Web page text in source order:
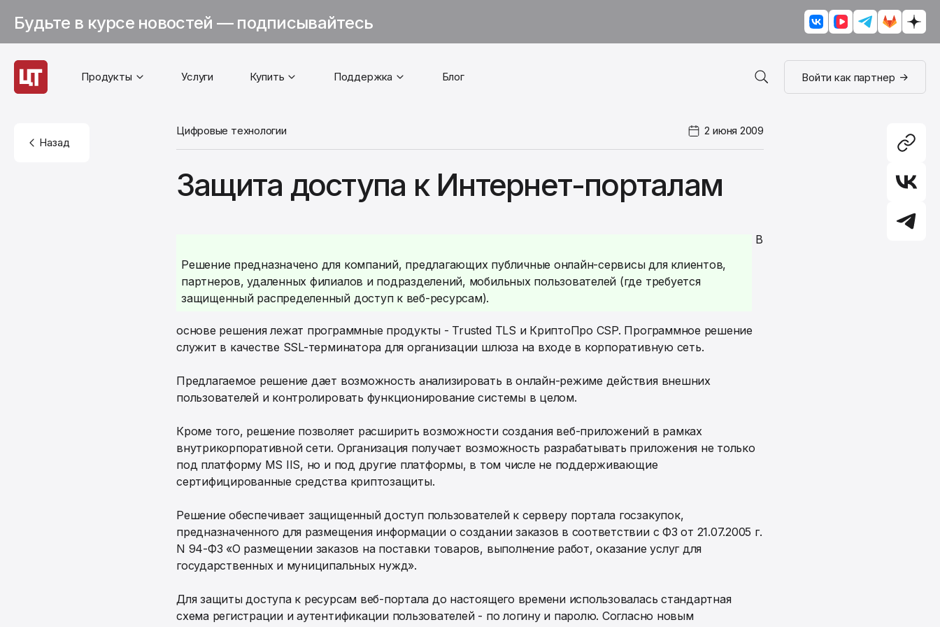
Будьте в курсе новостей — подписывайтесь
Продукты Услуги Купить Поддержка Блог Войти как партнер
Назад
Цифровые технологии 2 июня 2009
Защита доступа к Интернет-порталам
Решение предназначено для компаний, предлагающих публичные онлайн-сервисы для клиентов,
партнеров, удаленных филиалов и подразделений, мобильных пользователей (где требуется
защищенный распределенный доступ к веб-ресурсам).
В
основе решения лежат программные продукты - Trusted TLS и КриптоПро CSP. Программное решение
служит в качестве SSL-терминатора для организации шлюза на входе в корпоративную сеть.
Предлагаемое решение дает возможность анализировать в онлайн-режиме действия внешних
пользователей и контролировать функционирование системы в целом.
Кроме того, решение позволяет расширить возможности создания веб-приложений в рамках
внутрикорпоративной сети. Организация получает возможность разрабатывать приложения не только
под платформу MS IIS, но и под другие платформы, в том числе не поддерживающие
сертифицированные средства криптозащиты.
Решение обеспечивает защищенный доступ пользователей к серверу портала госзакупок,
предназначенного для размещения информации о создании заказов в соответствии с ФЗ от 21.07.2005 г.
N 94-ФЗ «О размещении заказов на поставки товаров, выполнение работ, оказание услуг для
государственных и муниципальных нужд».
Для защиты доступа к ресурсам веб-портала до настоящего времени использовалась стандартная
схема регистрации и аутентификации пользователей - по логину и паролю. Согласно новым